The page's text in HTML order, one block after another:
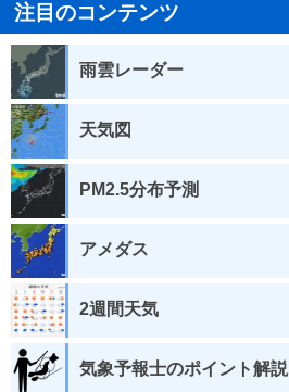
注目のコンテンツ
雨雲レーダー
天気図
PM2.5分布予測
アメダス
2週間天気
気象予報士のポイント解説